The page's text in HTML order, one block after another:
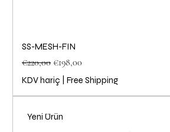
SS-MESH-FIN
Normal Fiyat
€220,00 İndirimli Fiyat
€198,00
KDV hariç Free Shipping
Yeni Ürün